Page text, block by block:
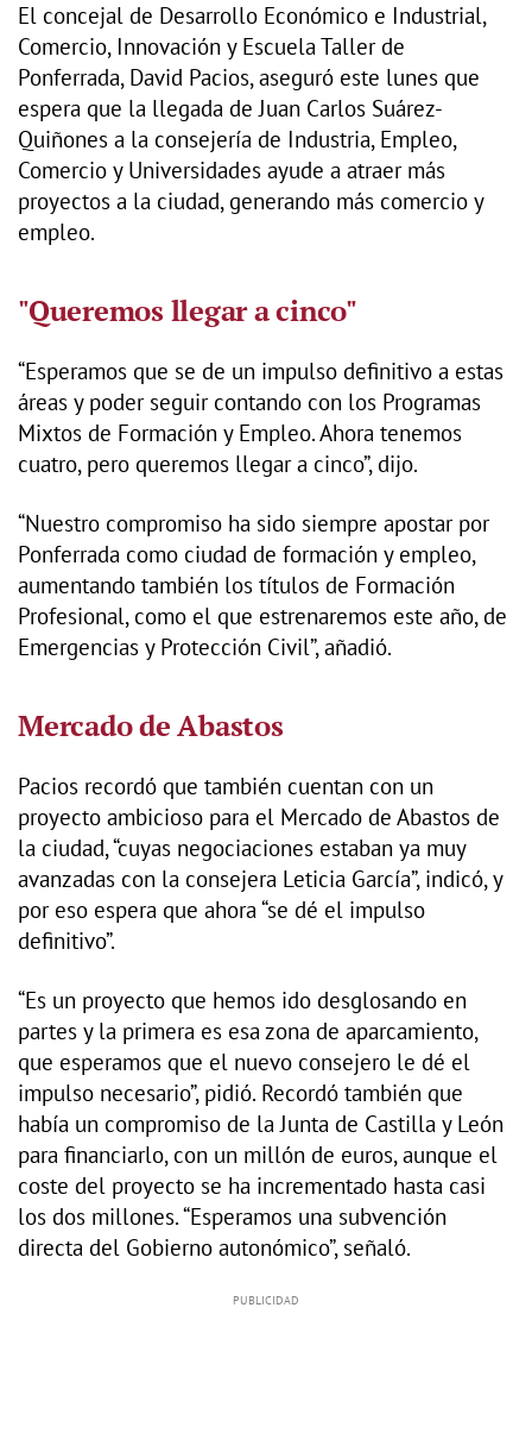
El concejal de Desarrollo Económico e Industrial,
Comercio, Innovación y Escuela Taller de
Ponferrada, David Pacios, aseguró este lunes que
espera que la llegada de Juan Carlos Suárez-
Quiñones a la consejería de Industria, Empleo,
Comercio y Universidades ayude a atraer más
proyectos a la ciudad, generando más comercio y
empleo.
"Queremos llegar a cinco"
“Esperamos que se de un impulso definitivo a estas
áreas y poder seguir contando con los Programas
Mixtos de Formación y Empleo. Ahora tenemos
cuatro, pero queremos llegar a cinco”, dijo.
“Nuestro compromiso ha sido siempre apostar por
Ponferrada como ciudad de formación y empleo,
aumentando también los títulos de Formación
Profesional, como el que estrenaremos este año, de
Emergencias y Protección Civil”, añadió.
Mercado de Abastos
Pacios recordó que también cuentan con un
proyecto ambicioso para el Mercado de Abastos de
la ciudad, “cuyas negociaciones estaban ya muy
avanzadas con la consejera Leticia García”, indicó, y
por eso espera que ahora “se dé el impulso
definitivo”.
“Es un proyecto que hemos ido desglosando en
partes y la primera es esa zona de aparcamiento,
que esperamos que el nuevo consejero le dé el
impulso necesario”, pidió. Recordó también que
había un compromiso de la Junta de Castilla y León
para financiarlo, con un millón de euros, aunque el
coste del proyecto se ha incrementado hasta casi
los dos millones. “Esperamos una subvención
directa del Gobierno autonómico”, señaló.